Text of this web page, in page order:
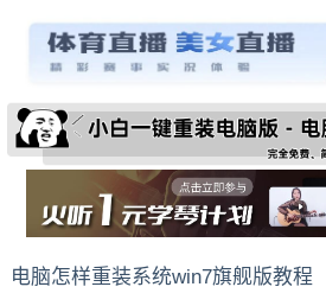
电脑怎样重装系统win7旗舰版教程